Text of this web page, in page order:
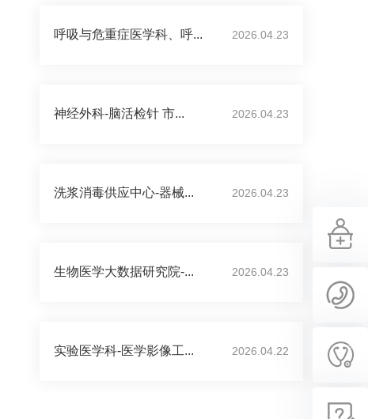
呼吸与危重症医学科、呼... 2026.04.23
神经外科-脑活检针 市... 2026.04.23
洗浆消毒供应中心-器械... 2026.04.23
生物医学大数据研究院-... 2026.04.23
实验医学科-医学影像工... 2026.04.22